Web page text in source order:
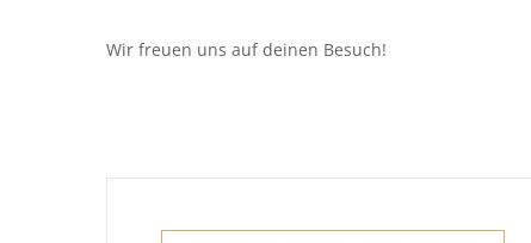
Wir freuen uns auf deinen Besuch!